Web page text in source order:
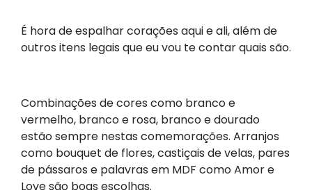
É hora de espalhar corações aqui e ali, além de
outros itens legais que eu vou te contar quais são.
Combinações de cores como branco e
vermelho, branco e rosa, branco e dourado
estão sempre nestas comemorações. Arranjos
como bouquet de flores, castiçais de velas, pares
de pássaros e palavras em MDF como Amor e
Love são boas escolhas.